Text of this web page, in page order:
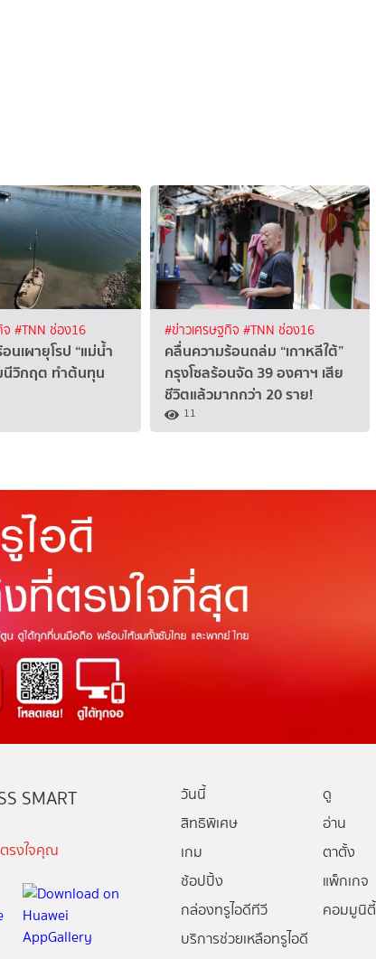
จ #TNN ช่อง16
นเผายุโรป “แม่น้ำ
นีวิกฤต ทำต้นทุน
#ข่าวเศรษฐกิจ #TNN ช่อง16
คลื่นความร้อนถล่ม “เกาหลีใต้”
กรุงโซลร้อนจัด 39 องศาฯ เสีย
ชีวิตแล้วมากกว่า 20 ราย!
11
SMART
รงใจคุณ
วันนี้
ดู
สิทธิพิเศษ
อ่าน
เกม
ตาตั้ง
ช้อปปิ้ง
แพ็กเกจ
กล่องทรูไอดีทีวี
คอมมูนิตี้
บริการช่วยเหลือทรูไอดี